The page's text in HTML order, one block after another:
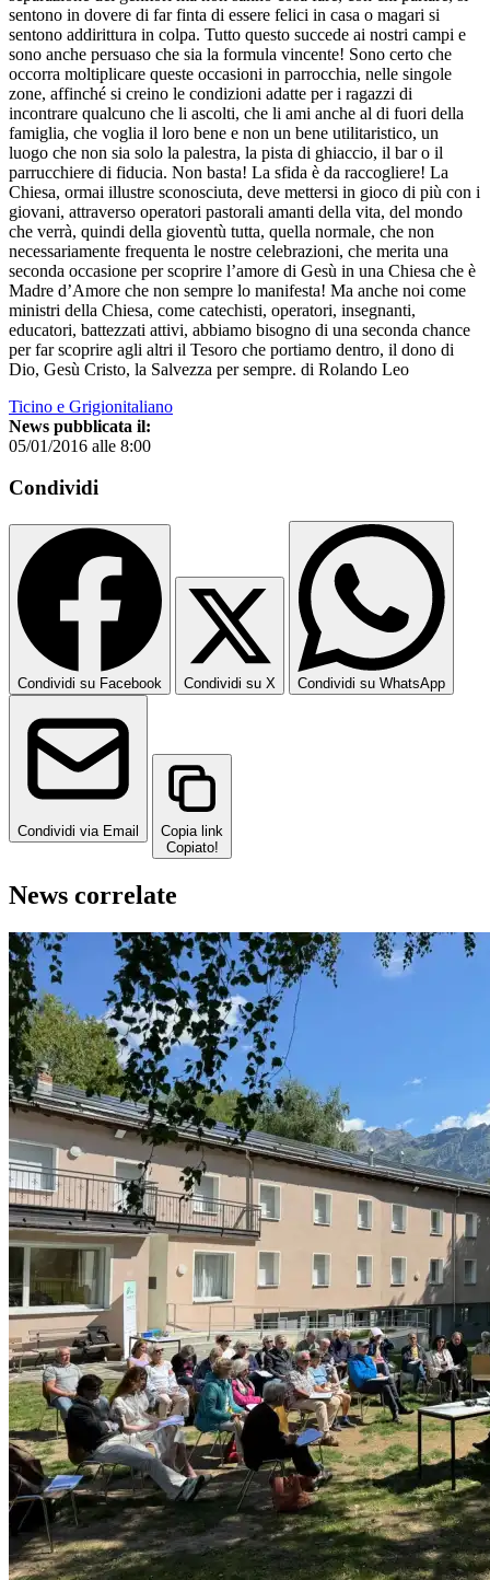
sentono in dovere di far finta di essere felici in casa o magari si
sentono addirittura in colpa. Tutto questo succede ai nostri campi e
sono anche persuaso che sia la formula vincente! Sono certo che
occorra moltiplicare queste occasioni in parrocchia, nelle singole
zone, affinché si creino le condizioni adatte per i ragazzi di
incontrare qualcuno che li ascolti, che li ami anche al di fuori della
famiglia, che voglia il loro bene e non un bene utilitaristico, un
luogo che non sia solo la palestra, la pista di ghiaccio, il bar o il
parrucchiere di fiducia. Non basta! La sfida è da raccogliere! La
Chiesa, ormai illustre sconosciuta, deve mettersi in gioco di più con i
giovani, attraverso operatori pastorali amanti della vita, del mondo
che verrà, quindi della gioventù tutta, quella normale, che non
necessariamente frequenta le nostre celebrazioni, che merita una
seconda occasione per scoprire l’amore di Gesù in una Chiesa che è
Madre d’Amore che non sempre lo manifesta! Ma anche noi come
ministri della Chiesa, come catechisti, operatori, insegnanti,
educatori, battezzati attivi, abbiamo bisogno di una seconda chance
per far scoprire agli altri il Tesoro che portiamo dentro, il dono di
Dio, Gesù Cristo, la Salvezza per sempre. di Rolando Leo
Ticino e Grigionitaliano
News pubblicata il:
05/01/2016 alle 8:00
Condividi
Condividi su Facebook Condividi su X Condividi su WhatsApp
Condividi via Email
Copia link
Copiato!
News correlate